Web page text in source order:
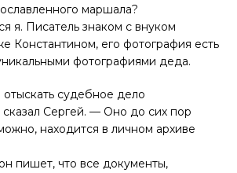
маршала?
я. Писатель знаком с внуком
Константином, его фотография есть
фотографиями деда.
судебное дело
Сергей. — Оно до сих пор
находится в личном архиве
пишет, что все документы,